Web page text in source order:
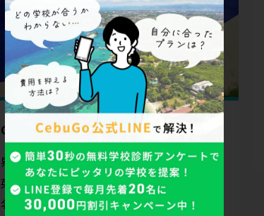
CG academy Banilad校
界への扉を開く、国際色豊かな環境で実践的な
英語力を磨く CG Banilad校は、セブ島屈指の
名門校CG Spartaの第二キャンパスと...